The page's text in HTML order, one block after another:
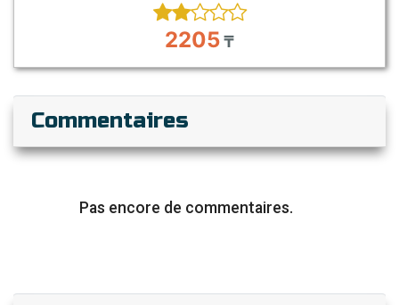
2205₸
Commentaires
Pas encore de commentaires.